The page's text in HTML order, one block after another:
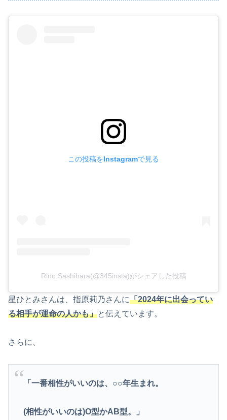
この投稿をInstagramで見る
Rino Sashihara(@345insta)がシェアした投稿
星ひとみさんは、指原莉乃さんに「2024年に出会ってい
る相手が運命の人かも」と伝えています。
さらに、
「一番相性がいいのは、○○年生まれ。
(相性がいいのは)O型かAB型。」